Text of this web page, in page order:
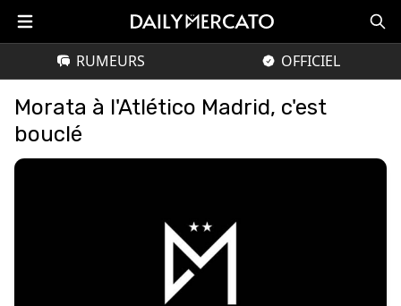
RUMEURS OFFICIEL
Morata à l'Atlético Madrid, c'est
bouclé